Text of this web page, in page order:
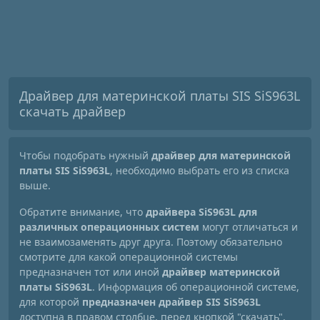
Драйвер для материнской платы SIS SiS963L
скачать драйвер
Чтобы подобрать нужный драйвер для материнской
платы SIS SiS963L, необходимо выбрать его из списка
выше.
Обратите внимание, что драйвера SiS963L для
различных операционных систем могут отличаться и
не взаимозаменять друг друга. Поэтому обязательно
смотрите для какой операционной системы
предназначен тот или иной драйвер материнской
платы SiS963L. Информация об операционной системе,
для которой предназначен драйвер SIS SiS963L
доступна в правом столбце, перед кнопкой "скачать".